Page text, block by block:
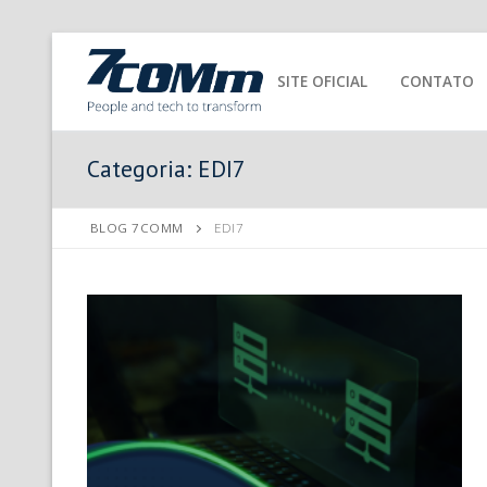
SITE OFICIAL CONTATO
Categoria: EDI7
BLOG 7COMM EDI7